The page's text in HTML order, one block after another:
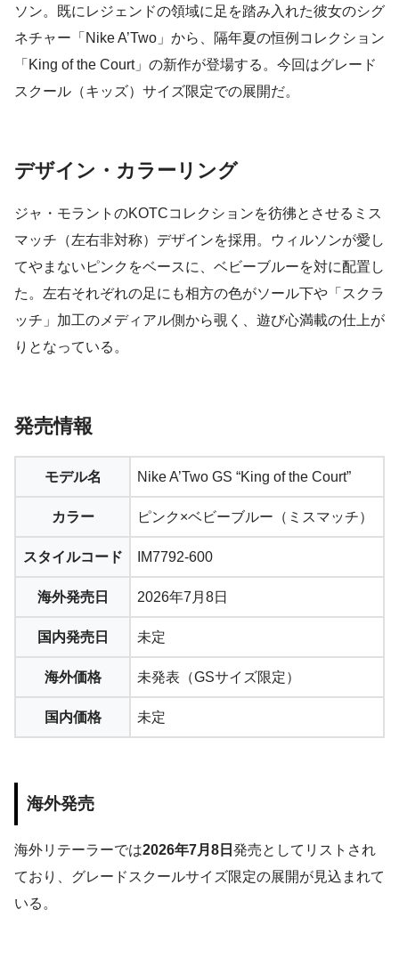
ソン。既にレジェンドの領域に足を踏み入れた彼女のシグ
ネチャー「Nike A’Two」から、隔年夏の恒例コレクション
「King of the Court」の新作が登場する。今回はグレード
スクール（キッズ）サイズ限定での展開だ。
デザイン・カラーリング
ジャ・モラントのKOTCコレクションを彷彿とさせるミス
マッチ（左右非対称）デザインを採用。ウィルソンが愛し
てやまないピンクをベースに、ベビーブルーを対に配置し
た。左右それぞれの足にも相方の色がソール下や「スクラ
ッチ」加工のメディアル側から覗く、遊び心満載の仕上が
りとなっている。
発売情報
モデル名 Nike A’Two GS “King of the Court”
カラー ピンク×ベビーブルー（ミスマッチ）
スタイルコード IM7792-600
海外発売日 2026年7月8日
国内発売日 未定
海外価格 未発表（GSサイズ限定）
国内価格 未定
海外発売
海外リテーラーでは2026年7月8日 発売としてリストされ
ており、グレードスクールサイズ限定の展開が見込まれて
いる。